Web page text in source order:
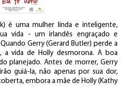
é uma mulher linda e inteligente,
vida - um irlandês engraçado e
Gerry (Gerard Butler) perde a
a vida de Holly desmorona. A boa
planejado. Antes de morrer, Gerry
guiá-la, não apenas por sua dor,
embora a mãe de Holly (Kathy